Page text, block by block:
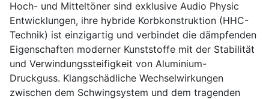
Hoch- und Mitteltöner sind exklusive Audio Physic
Entwicklungen, ihre hybride Korbkonstruktion (HHC-
Technik) ist einzigartig und verbindet die dämpfenden
Eigenschaften moderner Kunststoffe mit der Stabilität
und Verwindungssteifigkeit von Aluminium-
Druckguss. Klangschädliche Wechselwirkungen
zwischen dem Schwingsystem und dem tragenden